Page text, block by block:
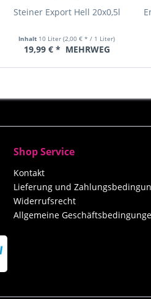
Steiner Export Hell 20x0,5l
Inhalt 10 Liter(2,00 € * / 1 Liter)
19,99 € * MEHRWEG
Shop Service
Kontakt
Lieferung und
Widerrufsrecht
Allgemeine